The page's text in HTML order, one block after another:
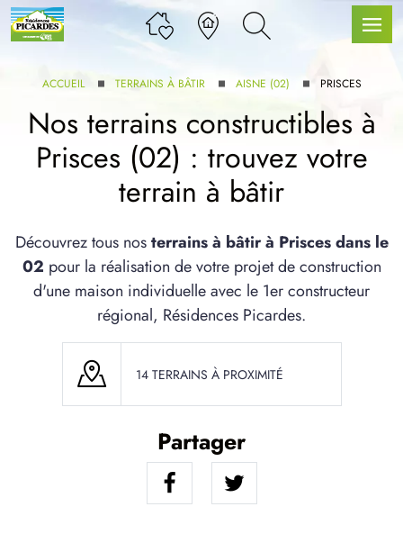
GAMME
SERVICE BDL EXTENSION
ACCUEIL TERRAINS À BÂTIR AISNE (02) PRISCES
Nos terrains constructibles à
Prisces (02) : trouvez votre
terrain à bâtir
Découvrez tous nosterrains à bâtir à Prisces dans le
02 pour la réalisation de votre projet de construction
d'une maison individuelle avec le 1er constructeur
régional, Résidences Picardes.
14 TERRAINS À PROXIMITÉ
Partager